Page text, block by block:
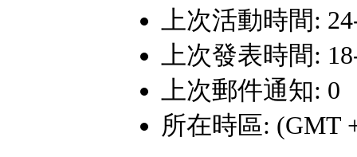
上次活動時間:
上次發表時間:
上次郵件通知: 0
所在時區: (GMT